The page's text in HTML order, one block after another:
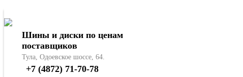
Шины и диски по ценам
поставщиков
Тула, Одоевское шоссе, 64.
+7 (4872) 71-70-78